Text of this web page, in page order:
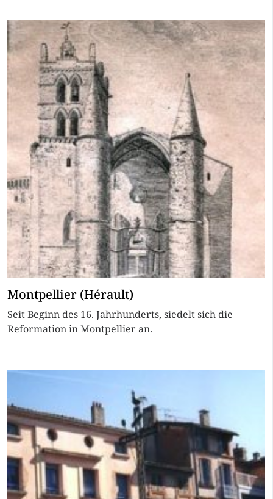
Montpellier (Hérault)
Seit Beginn des 16. Jahrhunderts, siedelt sich die
Reformation in Montpellier an.